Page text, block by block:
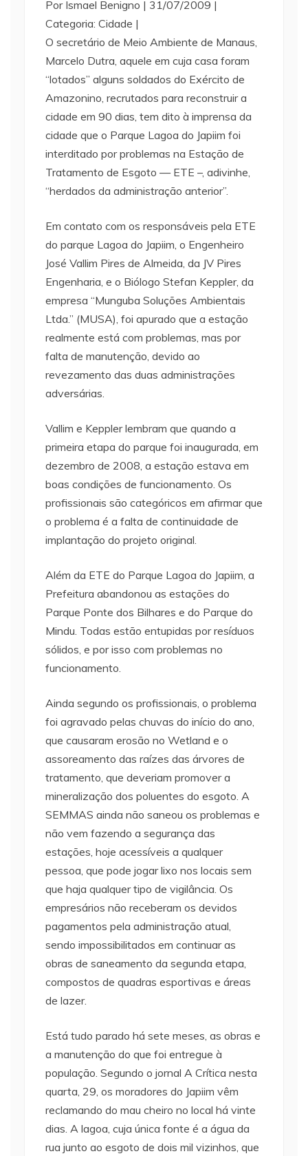
Por Ismael Benigno | 31/07/2009 |
Categoria: Cidade |
O secretário de Meio Ambiente de Manaus,
Marcelo Dutra, aquele em cuja casa foram
“lotados” alguns soldados do Exército de
Amazonino, recrutados para reconstruir a
cidade em 90 dias, tem dito à imprensa da
cidade que o Parque Lagoa do Japiim foi
interditado por problemas na Estação de
Tratamento de Esgoto — ETE –, adivinhe,
“herdados da administração anterior”.
Em contato com os responsáveis pela ETE
do parque Lagoa do Japiim, o Engenheiro
José Vallim Pires de Almeida, da JV Pires
Engenharia, e o Biólogo Stefan Keppler, da
empresa “Munguba Soluções Ambientais
Ltda.” (MUSA), foi apurado que a estação
realmente está com problemas, mas por
falta de manutenção, devido ao
revezamento das duas administrações
adversárias.
Vallim e Keppler lembram que quando a
primeira etapa do parque foi inaugurada, em
dezembro de 2008, a estação estava em
boas condições de funcionamento. Os
profissionais são categóricos em afirmar que
o problema é a falta de continuidade de
implantação do projeto original.
Além da ETE do Parque Lagoa do Japiim, a
Prefeitura abandonou as estações do
Parque Ponte dos Bilhares e do Parque do
Mindu. Todas estão entupidas por resíduos
sólidos, e por isso com problemas no
funcionamento.
Ainda segundo os profissionais, o problema
foi agravado pelas chuvas do início do ano,
que causaram erosão no Wetland e o
assoreamento das raízes das árvores de
tratamento, que deveriam promover a
mineralização dos poluentes do esgoto. A
SEMMAS ainda não saneou os problemas e
não vem fazendo a segurança das
estações, hoje acessíveis a qualquer
pessoa, que pode jogar lixo nos locais sem
que haja qualquer tipo de vigilância. Os
empresários não receberam os devidos
pagamentos pela administração atual,
sendo impossibilitados em continuar as
obras de saneamento da segunda etapa,
compostos de quadras esportivas e áreas
de lazer.
Está tudo parado há sete meses, as obras e
a manutenção do que foi entregue à
população. Segundo o jornal A Crítica nesta
quarta, 29, os moradores do Japiim vêm
reclamando do mau cheiro no local há vinte
dias. A lagoa, cuja única fonte é a água da
rua junto ao esgoto de dois mil vizinhos, que